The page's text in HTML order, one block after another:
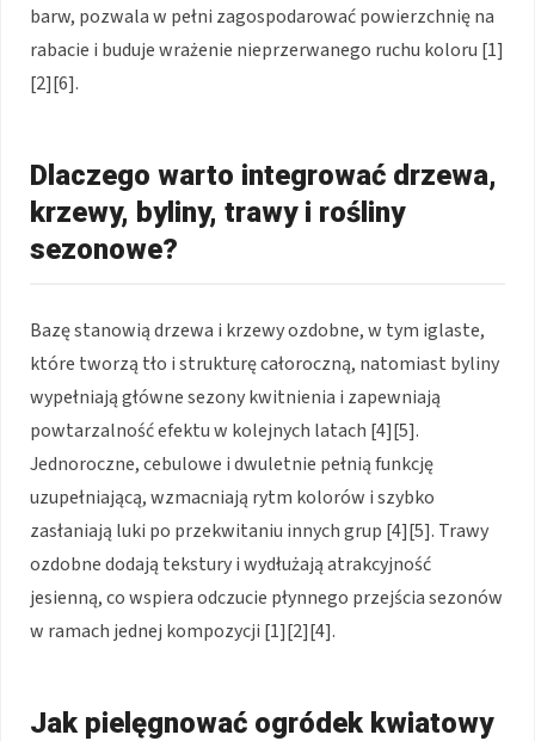
barw, pozwala w pełni zagospodarować powierzchnię na
rabacie i buduje wrażenie nieprzerwanego ruchu koloru [1]
[2][6].
Dlaczego warto integrować drzewa,
krzewy, byliny, trawy i rośliny
sezonowe?
Bazę stanowią drzewa i krzewy ozdobne, w tym iglaste,
które tworzą tło i strukturę całoroczną, natomiast byliny
wypełniają główne sezony kwitnienia i zapewniają
powtarzalność efektu w kolejnych latach [4][5].
Jednoroczne, cebulowe i dwuletnie pełnią funkcję
uzupełniającą, wzmacniają rytm kolorów i szybko
zasłaniają luki po przekwitaniu innych grup [4][5]. Trawy
ozdobne dodają tekstury i wydłużają atrakcyjność
jesienną, co wspiera odczucie płynnego przejścia sezonów
w ramach jednej kompozycji [1][2][4].
Jak pielęgnować ogródek kwiatowy